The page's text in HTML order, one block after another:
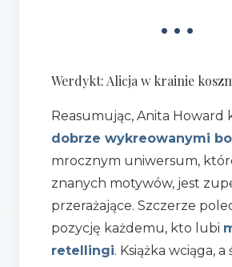
•••
Werdykt: Alicja w krainie
Reasumując, Anita Howard
dobrze wykreowanymi
mrocznym uniwersum,
znanych motywów, jest
przerażające. Szczerze
pozycję każdemu, kto lubi
retellingi. Książka wciąga, a